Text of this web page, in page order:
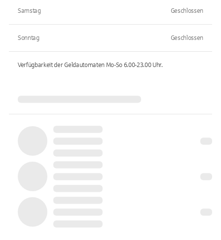
Samstag Geschlossen
Sonntag Geschlossen
Verfügbarkeit der Geldautomaten Mo-So 6.00-23.00Uhr.